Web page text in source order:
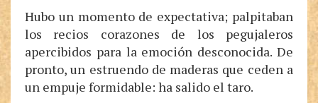
Hubo un momento de expectativa; palpitaban
los recios corazones de los pegujaleros
apercibidos para la emoción desconocida. De
pronto, un estruendo de maderas que ceden a
un empuje formidable: ha salido el taro.